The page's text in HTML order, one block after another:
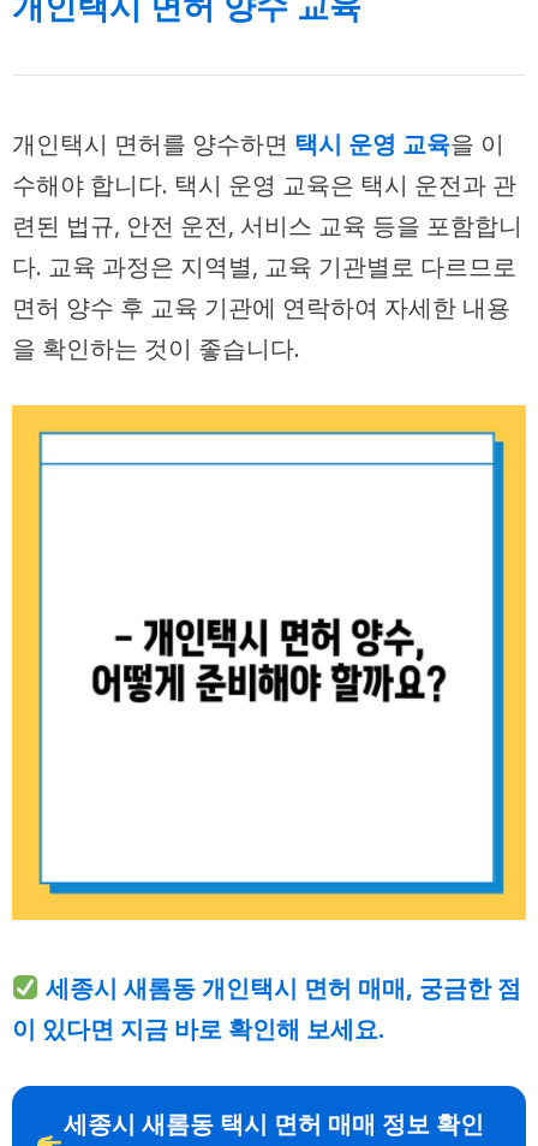
개인택시 면허를 양수하면 택시 운영 교육을 이
수해야 합니다. 택시 운영 교육은 택시 운전과 관
련된 법규, 안전 운전, 서비스 교육 등을 포함합니
다. 교육 과정은 지역별, 교육 기관별로 다르므로
면허 양수 후 교육 기관에 연락하여 자세한 내용
을 확인하는 것이 좋습니다.
세종시 새롬동 개인택시 면허 매매, 궁금한 점
이 있다면 지금 바로 확인해 보세요.
세종시 새롬동 택시 면허 매매 정보 확인